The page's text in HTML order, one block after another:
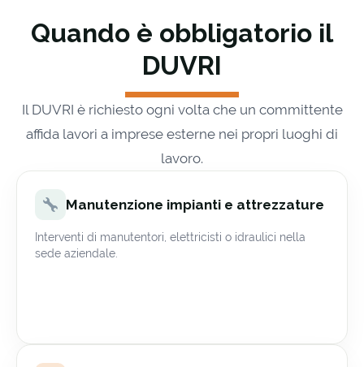
Quando è obbligatorio il
DUVRI
Il DUVRI è richiesto ogni volta che un committente
affida lavori a imprese esterne nei propri luoghi di
lavoro.
Manutenzione impianti e attrezzature
Interventi di manutentori, elettricisti o idraulici nella
sede aziendale.